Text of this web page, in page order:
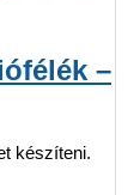
–
készíteni.